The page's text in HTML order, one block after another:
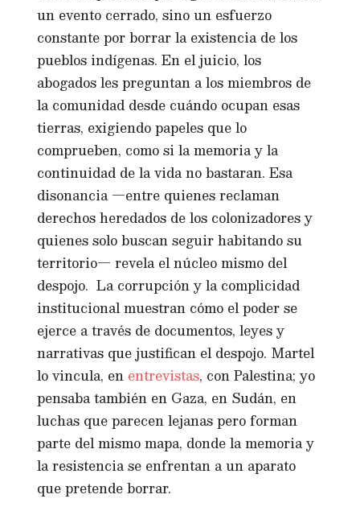
un evento cerrado, sino un esfuerzo
constante por borrar la existencia de los
pueblos indígenas. En el juicio, los
abogados les preguntan a los miembros de
la comunidad desde cuándo ocupan esas
tierras, exigiendo papeles que lo
comprueben, como si la memoria y la
continuidad de la vida no bastaran. Esa
disonancia —entre quienes reclaman
derechos heredados de los colonizadores y
quienes solo buscan seguir habitando su
territorio— revela el núcleo mismo del
despojo. La corrupción y la complicidad
institucional muestran cómo el poder se
ejerce a través de documentos, leyes y
narrativas que justifican el despojo. Martel
lo vincula, en entrevistas, con Palestina; yo
pensaba también en Gaza, en Sudán, en
luchas que parecen lejanas pero forman
parte del mismo mapa, donde la memoria y
la resistencia se enfrentan a un aparato
que pretende borrar.